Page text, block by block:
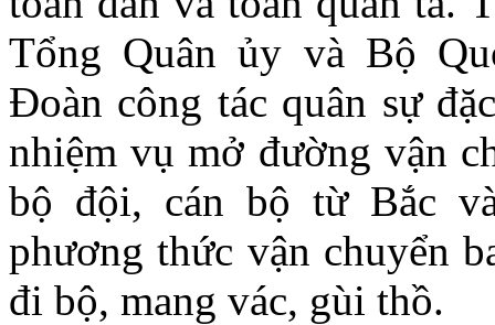
Tổng Quân ủy và Bộ
Đoàn công tác quân sự
nhiệm vụ mở đường vận
bộ đội, cán bộ từ Bắc
phương thức vận chuyển
đi bộ, mang vác, gùi thồ.